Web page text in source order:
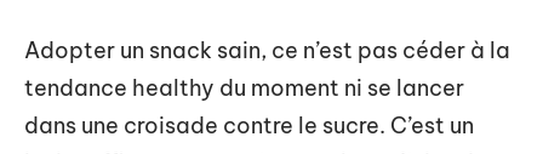
Adopter un snack sain, ce n’est pas céder à la
tendance healthy du moment ni se lancer
dans une croisade contre le sucre. C’est un